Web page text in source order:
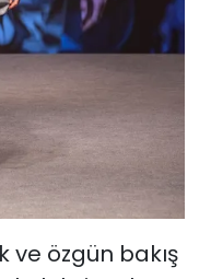
ve özgün bakış